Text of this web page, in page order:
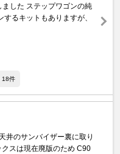
した ステップワゴンの純
るキットもありますが、
18件
井のサンバイザー裏に取り
スは現在廃版のため C90